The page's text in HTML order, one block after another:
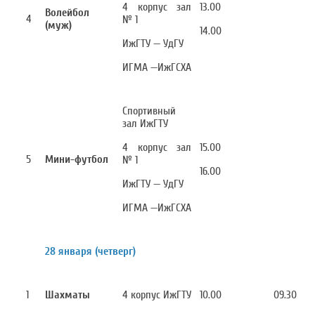
4
Волейбол
(муж)
4 корпус зал
№ 1
ИжГТУ — УдГУ
ИГМА —ИжГСХА
13.00
14.00
5 Мини-футбол
Спортивный
зал ИжГТУ
4 корпус зал
№ 1
ИжГТУ — УдГУ
ИГМА —ИжГСХА
15.00
16.00
28 января (четверг)
1 Шахматы 4 корпус ИжГТУ 10.00 09.30